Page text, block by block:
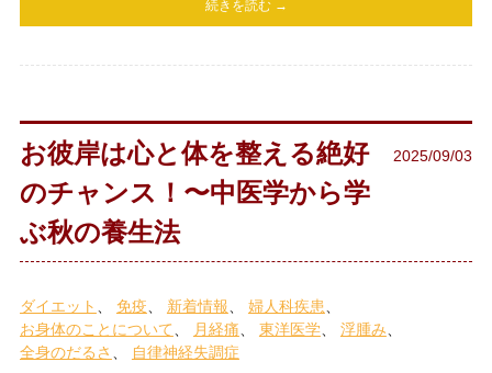
続きを読む →
お彼岸は心と体を整える絶好
のチャンス！〜中医学から学
ぶ秋の養生法
2025/09/03
ダイエット 免疫 新着情報
婦人科疾患
お身体のことについて
月経痛 東洋医学
浮腫み
全身のだるさ
自律神経失調症